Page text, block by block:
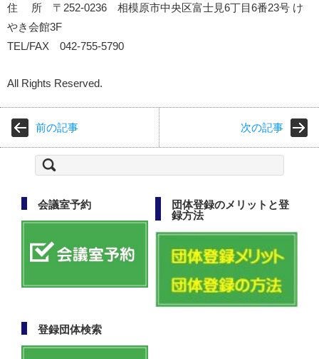
住 所 〒252-0236 相模原市中央区富士見6丁目6番23号 け
やき会館3F
TEL/FAX 042-755-5790
All Rights Reserved.
前の記事 次の記事
検
索:
会議室予約
団体登録のメリットと登
録方法
登録団体検索